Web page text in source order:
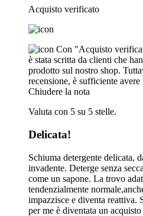
Acquisto verificato
Con "Acquisto
è stata scritta da clienti che
prodotto sul nostro shop.
recensione, è sufficiente
Chiudere la nota
Valuta con 5 su 5 stelle.
Delicata!
Schiuma detergente delicata,
invadente. Deterge senza
come un sapone. La trovo
tendenzialmente
impazzisce e diventa reattiva.
per me è diventata un acquisto